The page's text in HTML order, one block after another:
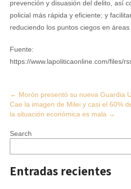
prevención y disuasión del delito, así
policial más rápida y eficiente; y
reduciendo los puntos ciegos en áreas
Fuente:
https://www.lapoliticaonline.com/files/
Post
navigation
← Morón presentó su nueva Guardia
Cae la imagen de Milei y casi el 60%
la situación económica es mala →
Search
Entradas recientes